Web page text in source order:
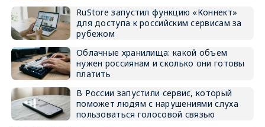
RuStore запустил функцию «Коннект»
для доступа к российским сервисам за
рубежом
Облачные хранилища: какой объем
нужен россиянам и сколько они готовы
платить
В России запустили сервис, который
поможет людям с нарушениями слуха
пользоваться голосовой связью